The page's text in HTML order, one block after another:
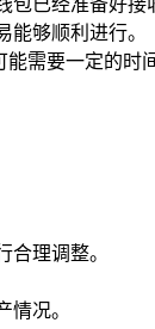
已经准备好接
够顺利进行。
需要一定的时
理调整。
况。